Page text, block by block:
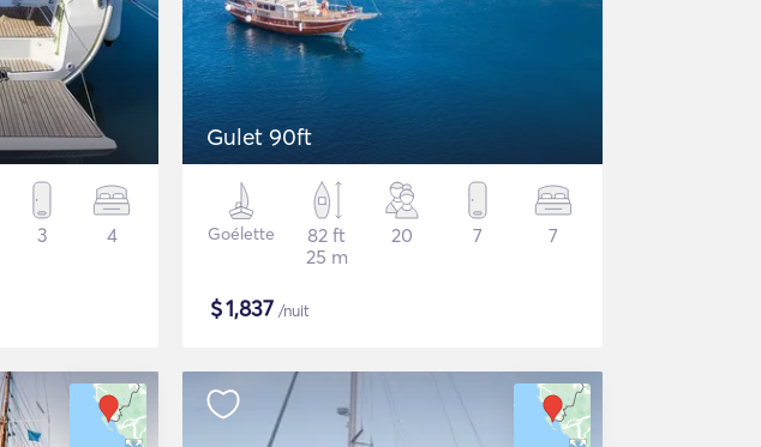
3 4
Gulet 90ft
Goélette
82 ft
25 m
20 7 7
$1,837 /nuit